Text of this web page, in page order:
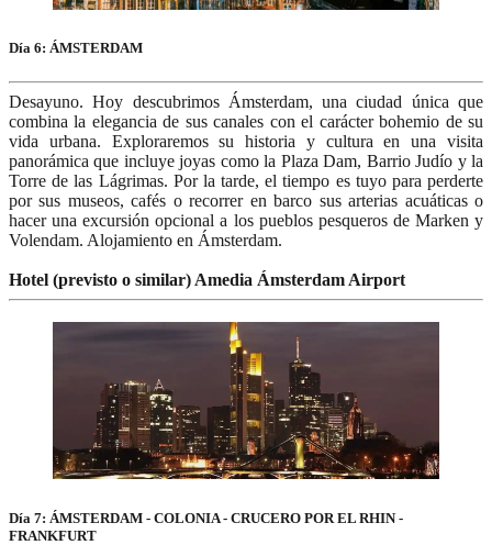
Día 6: ÁMSTERDAM
Desayuno. Hoy descubrimos Ámsterdam, una ciudad única que
combina la elegancia de sus canales con el carácter bohemio de su
vida urbana. Exploraremos su historia y cultura en una visita
panorámica que incluye joyas como la Plaza Dam, Barrio Judío y la
Torre de las Lágrimas. Por la tarde, el tiempo es tuyo para perderte
por sus museos, cafés o recorrer en barco sus arterias acuáticas o
hacer una excursión opcional a los pueblos pesqueros de Marken y
Volendam. Alojamiento en Ámsterdam.
Hotel (previsto o similar) Amedia Ámsterdam Airport
Día 7: ÁMSTERDAM - COLONIA - CRUCERO POR EL RHIN -
FRANKFURT